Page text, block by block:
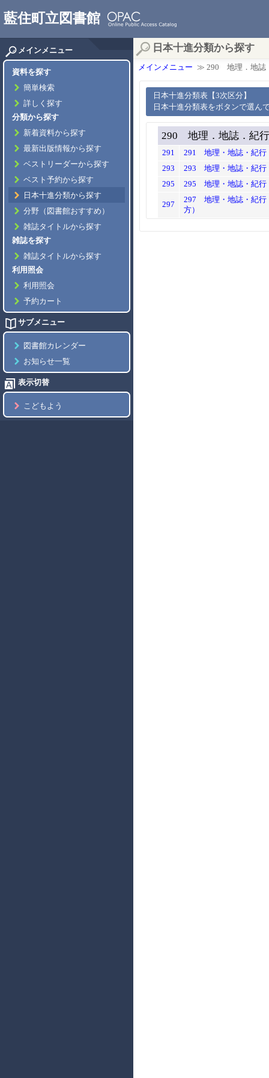
藍住町立図書館
メインメニュー
資料を探す
簡単検索
詳しく探す
分類から探す
新着資料から探す
最新出版情報から探す
ベストリーダーから探す
ベスト予約から探す
日本十進分類から探す
分野（図書館おすすめ）
雑誌タイトルから探す
雑誌を探す
雑誌タイトルから探す
利用照会
利用照会
予約カート
サブメニュー
図書館カレンダー
お知らせ一覧
表示切替
こどもよう
日本十進分類から探す
メインメニュー ≫ 290 地理．地誌
日本十進分類表【3次区分】
日本十進分類表をボタンで選ん
290 地理．地誌．紀行
291
291 地理・地誌・紀行
293
293 地理・地誌・紀行
295
295 地理・地誌・紀行
297
297 地理・地誌・紀行
方）